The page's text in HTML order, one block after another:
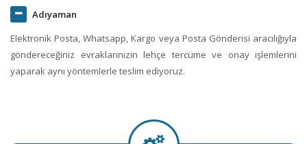
Adıyaman
Elektronik Posta, Whatsapp, Kargo veya Posta Gönderisi aracılığıyla
göndereceğiniz evraklarınızın lehçe tercüme ve onay işlemlerini
yaparak aynı yöntemlerle teslim ediyoruz.